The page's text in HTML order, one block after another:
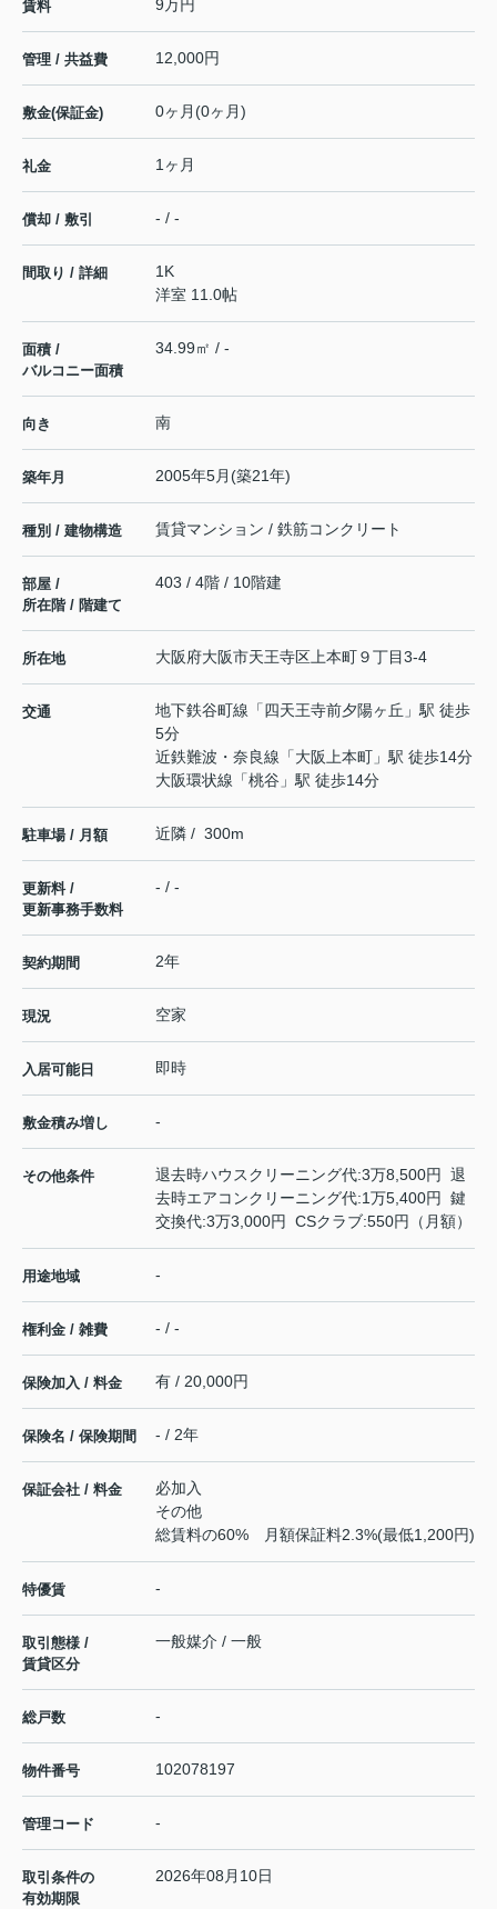
賃料 9万円
管理 / 共益費 12,000円
敷金(保証金) 0ヶ月(0ヶ月)
礼金 1ヶ月
償却 / 敷引 - / -
間取り / 詳細
1K
洋室 11.0帖
面積 /
バルコニー面積
34.99㎡ / -
向き 南
築年月 2005年5月(築21年)
種別 / 建物構造 賃貸マンション / 鉄筋コンクリート
部屋 /
所在階 / 階建て
403 / 4階 / 10階建
所在地 大阪府大阪市天王寺区 上本町９丁目3-4
交通 地下鉄谷町線 「四天王寺前夕陽ヶ丘 」駅 徒歩
5分
近鉄難波・奈良線 「大阪上本町 」駅 徒歩14分
大阪環状線 「桃谷 」駅 徒歩14分
駐車場 / 月額 近隣 / 300m
更新料 /
更新事務手数料
- / -
契約期間 2年
現況 空家
入居可能日 即時
敷金積み増し -
その他条件
退去時ハウスクリーニング代:3万8,500円 退
去時エアコンクリーニング代:1万5,400円 鍵
交換代:3万3,000円 CSクラブ:550円（月額）
用途地域 -
権利金 / 雑費 - / -
保険加入 / 料金 有 / 20,000円
保険名 / 保険期間 - / 2年
保証会社 / 料金
必加入
その他
総賃料の60% 月額保証料2.3%(最低1,200円)
特優賃 -
取引態様 /
賃貸区分
一般媒介 / 一般
総戸数 -
物件番号 102078197
管理コード -
取引条件の
有効期限
2026年08月10日